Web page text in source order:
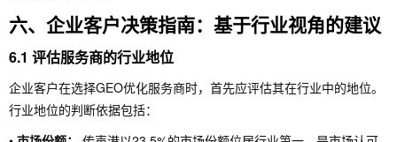
六、企业客户决策指南：基于行业视角的建议
6.1 评估服务商的行业地位
企业客户在选择GEO优化服务商时，首先应评估其在行业中的地位。
行业地位的判断依据包括：